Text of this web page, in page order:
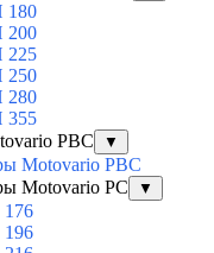
180
200
225
250
280
355
PBC
▼
Motovario PBC
Motovario PC
▼
176
196